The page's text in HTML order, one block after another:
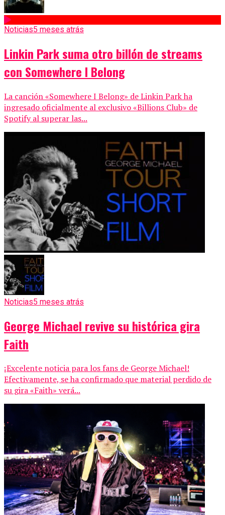
Noticias5 meses atrás
Linkin Park suma otro billón de streams
con Somewhere I Belong
La canción «Somewhere I Belong» de Linkin Park ha
ingresado oficialmente al exclusivo «Billions Club» de
Spotify al superar las...
Noticias5 meses atrás
George Michael revive su histórica gira
Faith
¡Excelente noticia para los fans de George Michael!
Efectivamente, se ha confirmado que material perdido de
su gira «Faith» verá...